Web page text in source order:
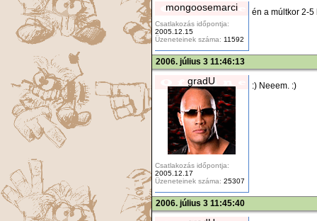
mongoosemarci
Csatlakozás időpontja:
2005.12.15
Üzeneteinek száma: 11592
én a múltkor 2-5
2006. július 3 11:46:13
gradU
Csatlakozás időpontja:
2005.12.17
Üzeneteinek száma: 25307
:) Neeem. :)
2006. július 3 11:45:40